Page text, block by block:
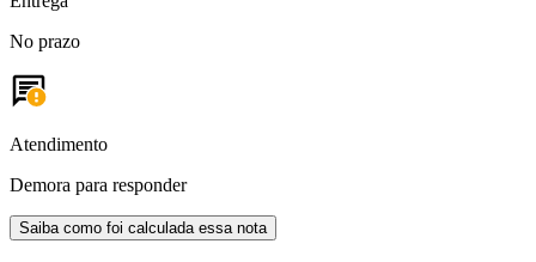
No prazo
Atendimento
Demora para responder
Saiba como foi calculada essa nota